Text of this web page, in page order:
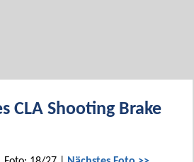
CLA Shooting Brake